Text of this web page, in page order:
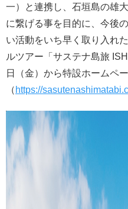
一）と連携し、石垣島の雄
に繋げる事を目的に、今後
い活動をいち早く取り入れ
ルツアー「サステナ島旅
日（金）から特設ホームペ
（ https://